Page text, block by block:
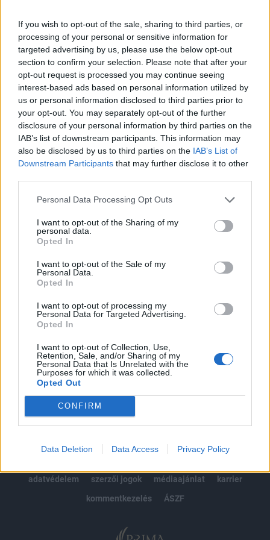
If you wish to opt-out of the sale, sharing to third parties, or
processing of your personal or sensitive information for
targeted advertising by us, please use the below opt-out
section to confirm your selection. Please note that after your
opt-out request is processed you may continue seeing
interest-based ads based on personal information utilized by
us or personal information disclosed to third parties prior to
your opt-out. You may separately opt-out of the further
disclosure of your personal information by third parties on the
IAB’s list of downstream participants. This information may
also be disclosed by us to third parties on the IAB’s List of
Downstream Participants that may further disclose it to other
Personal Data Processing Opt Outs
I want to opt-out of the Sharing of my
personal data.
Opted In
I want to opt-out of the Sale of my
Personal Data.
Opted In
I want to opt-out of processing my
Personal Data for Targeted Advertising.
Opted In
I want to opt-out of Collection, Use,
Retention, Sale, and/or Sharing of my
Personal Data that Is Unrelated with the
Purposes for which it was collected.
Opted Out
CONFIRM
Data Deletion Data Access Privacy Policy
A törvénymódosítás általánosságban 2006. január 1-jétől,
míg ólmozott és ólmozatlan benzin, valamint gázolaj
estében már 2005. október 1-jétől hatályba lép. A
hatálybaléptető rendelkezések szerint a módosított
adókulcsot kizárólag azokra a termékértékesítésekre és
szolgáltatásnyújtásokra lehet alkalmazni, melyeknél az áfa
törvény szerint az adófizetési...
KEDVES OLVASÓNK!
regisztrációhoz kötött.
Az előfizetés a következőket tartalmazza:
Portfolio.hu teljes cikkarchívum
kötéslistái
Előfizetés
MÁR ELŐFIZETŐNK VAGY?BEJELENTKEZÉS
adatvédelem
szerzői jogok médiaajánlat
karrier
kommentkezelés
ÁSZF